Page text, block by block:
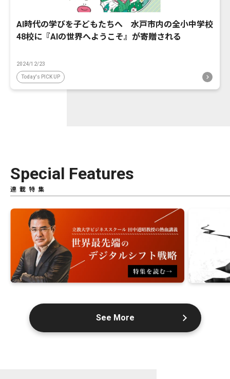
AI時代の学びを子どもたちへ 水戸市内の全小中学校
48校に『AIの世界へようこそ』が寄贈される
2024/12/23
Today's PICK UP
Special Features
連載特集
See More